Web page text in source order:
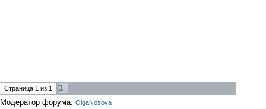
Страница 1 из 1
1
Модератор форума: OlgaNosova